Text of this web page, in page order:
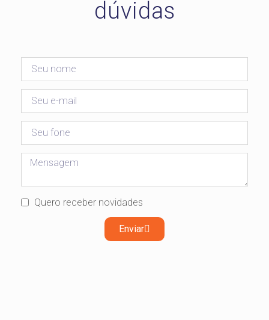
dúvidas
Quero receber novidades
Enviar